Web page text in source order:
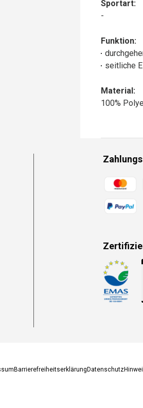
Sportart:
-
Funktion:
seitliche
Material:
100%
Barrierefreiheitserklärung Datenschutz